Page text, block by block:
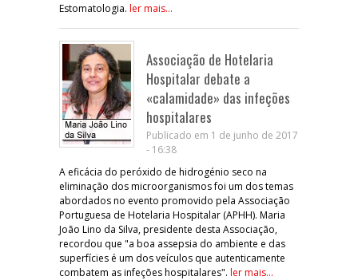
Estomatologia. ler mais...
Associação de Hotelaria
Hospitalar debate a
«calamidade» das infeções
hospitalares
Publicado em 1 de junho de 2017
- 16:38
A eficácia do peróxido de hidrogénio seco na
eliminação dos microorganismos foi um dos temas
abordados no evento promovido pela Associação
Portuguesa de Hotelaria Hospitalar (APHH). Maria
João Lino da Silva, presidente desta Associação,
recordou que "a boa assepsia do ambiente e das
superfícies é um dos veículos que autenticamente
combatem as infeções hospitalares". ler mais...